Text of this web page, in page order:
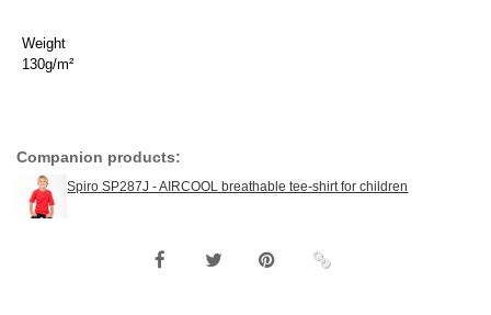
Weight
130g/m²
Companion products:
Spiro SP287J - AIRCOOL breathable tee-shirt for children